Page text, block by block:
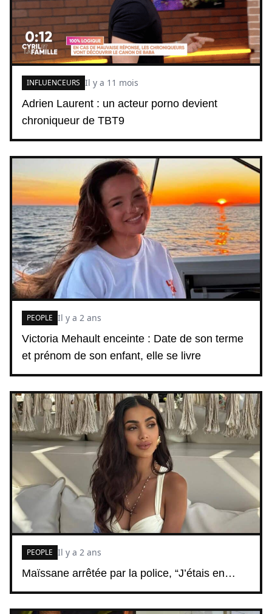
Adrien Laurent : un acteur porno devient
chroniqueur de TBT9
INFLUENCEURS Il y a 11 mois
Victoria Mehault enceinte : Date de son terme
et prénom de son enfant, elle se livre
PEOPLE Il y a 2 ans
Maïssane arrêtée par la police, “J’étais en…
PEOPLE Il y a 2 ans